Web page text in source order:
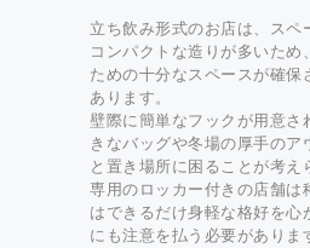
立ち飲み形式のお店は、スペ
コンパクトな造りが多いため
ための十分なスペースが確保
あります。
壁際に簡単なフックが用意さ
きなバッグや冬場の厚手のア
と置き場所に困ることが考え
専用のロッカー付きの店舗は
はできるだけ身軽な格好を心
にも注意を払う必要がありま